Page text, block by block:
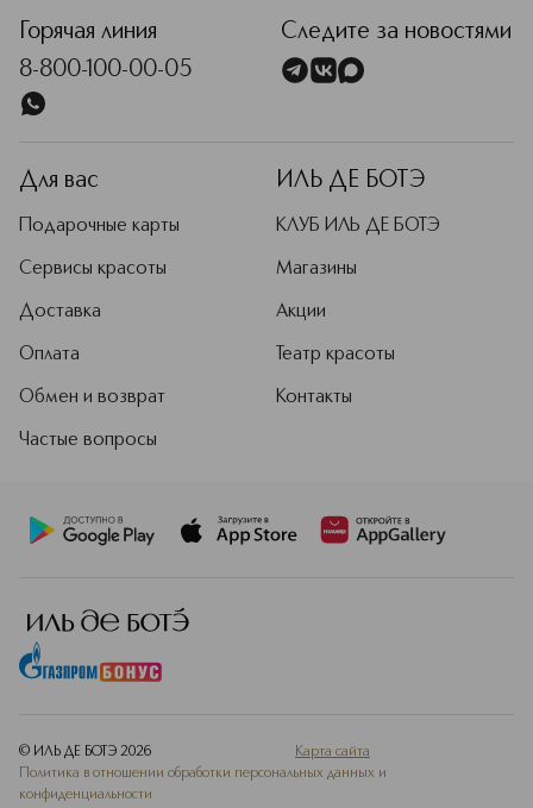
продукта. С этими средствами
профессиональный уход за кожей
будет дарить позитивные эмоции.
Горячая линия
8-800-100-00-05
Следите за новостями
Для вас
Подарочные карты
Сервисы красоты
Доставка
Оплата
Обмен и возврат
Частые вопросы
ИЛЬ ДЕ БОТЭ
КЛУБ ИЛЬ ДЕ БОТЭ
Магазины
Акции
Театр красоты
Контакты
© ИЛЬ ДЕ БОТЭ 2026
Карта сайта
Политика в отношении обработки персональных данных и
конфиденциальности